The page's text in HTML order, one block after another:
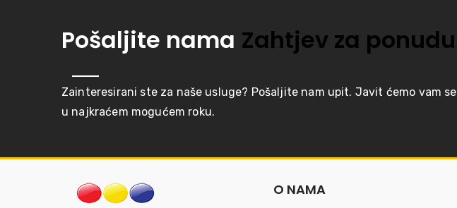
Pošaljite nama Zahtjev za ponudu
Zainteresirani ste za naše usluge? Pošaljite nam upit. Javit ćemo vam se
u najkraćem mogućem roku.
O NAMA